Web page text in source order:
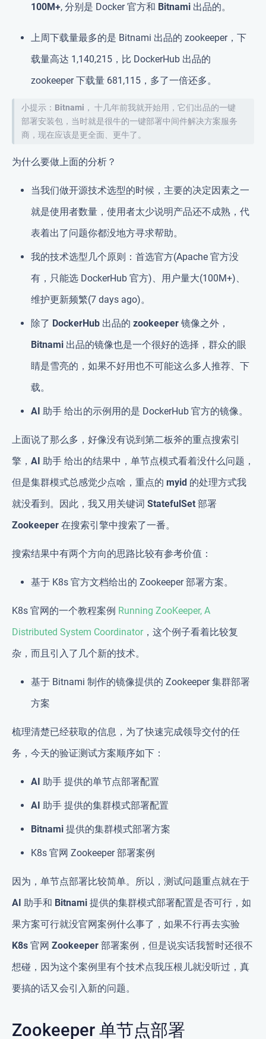
100M+, 分别是 Docker 官方和 Bitnami 出品的。
上周下载量最多的是 Bitnami 出品的 zookeeper，下
载量高达 1,140,215，比 DockerHub 出品的
zookeeper 下载量 681,115，多了一倍还多。
小提示： Bitnami ， 十几年前我就开始用，它们出品的一键
部署安装包，当时就是很牛的一键部署中间件解决方案服务
商，现在应该是更全面、更牛了。
为什么要做上面的分析？
当我们做开源技术选型的时候，主要的决定因素之一
就是使用者数量 ，使用者太少说明产品还不成熟，代
表着出了问题你都没地方寻求帮助。
我的技术选型几个原则： 首选官方(Apache 官方没
有，只能选 DockerHub 官方)、 用户量大(100M+)、
维护更新频繁(7 days ago)。
除了 DockerHub 出品的 zookeeper 镜像之外，
Bitnami 出品的镜像也是一个很好的选择，群众的眼
睛是雪亮的，如果不好用也不可能这么多人推荐、下
载。
AI 助手 给出的示例用的是 DockerHub 官方的镜像。
上面说了那么多，好像没有说到第二板斧的重点搜索引
擎 ， AI 助手 给出的结果中，单节点模式看着没什么问题，
但是集群模式总感觉少点啥，重点的 myid 的处理方式我
就没看到。因此，我又用关键词 StatefulSet 部署
Zookeeper 在搜索引擎中搜索了一番。
搜索结果中有两个方向的思路比较有参考价值：
基于 K8s 官方文档给出的 Zookeeper 部署方案。
K8s 官网的一个教程案例 Running ZooKeeper, A
Distributed System Coordinator，这个例子看着比较复
杂，而且引入了几个新的技术。
基于 Bitnami 制作的镜像提供的 Zookeeper 集群部署
方案
梳理清楚已经获取的信息，为了快速完成领导交付的任
务，今天的验证测试方案顺序如下：
AI 助手 提供的单节点部署配置
AI 助手 提供的集群模式部署配置
Bitnami 提供的集群模式部署方案
K8s 官网 Zookeeper 部署案例
因为，单节点部署比较简单。所以，测试问题重点就在于
AI 助手和 Bitnami 提供的集群模式部署配置是否可行，如
果方案可行就没官网案例什么事了，如果不行再去实验
K8s 官网 Zookeeper 部署案例 ，但是说实话我暂时还很不
想碰，因为这个案例里有个技术点我压根儿就没听过，真
要搞的话又会引入新的问题。
Zookeeper 单节点部署